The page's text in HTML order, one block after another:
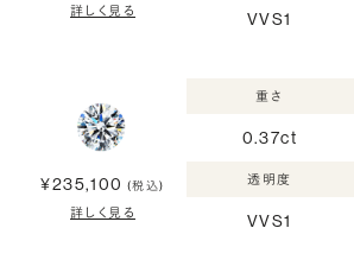
詳しく見る VVS1
¥235,100 (税込)
詳しく見る
重さ
0.37ct
透明度
VVS1